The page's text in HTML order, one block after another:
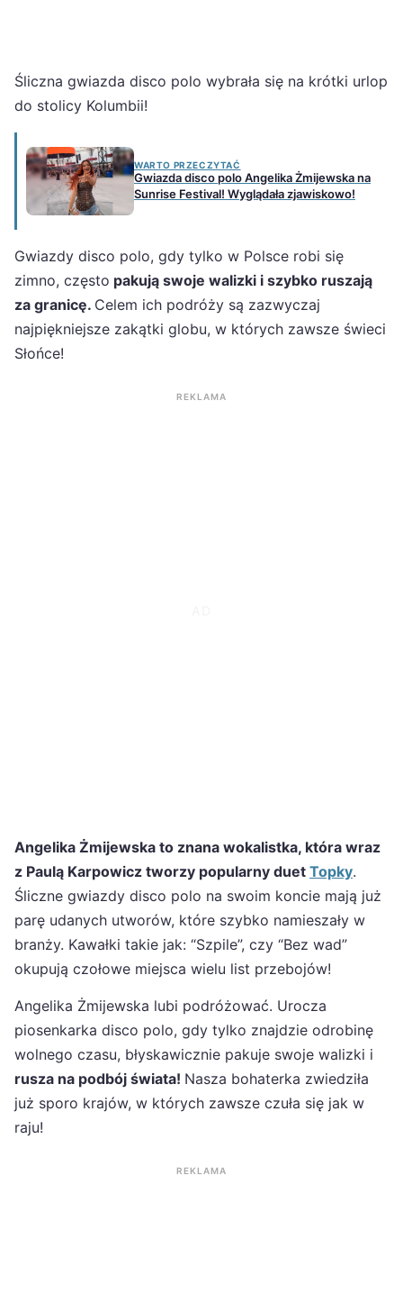
Śliczna gwiazda disco polo wybrała się na krótki urlop
do stolicy Kolumbii!
WARTO PRZECZYTAĆ
Gwiazda disco polo Angelika Żmijewska na
Sunrise Festival! Wyglądała zjawiskowo!
Gwiazdy disco polo, gdy tylko w Polsce robi się
zimno, często pakują swoje walizki i szybko ruszają
za granicę. Celem ich podróży są zazwyczaj
najpiękniejsze zakątki globu, w których zawsze świeci
Słońce!
REKLAMA
Angelika Żmijewska to znana wokalistka, która wraz
z Paulą Karpowicz tworzy popularny duet Topky.
Śliczne gwiazdy disco polo na swoim koncie mają już
parę udanych utworów, które szybko namieszały w
branży. Kawałki takie jak: “Szpile”, czy “Bez wad”
okupują czołowe miejsca wielu list przebojów!
Angelika Żmijewska lubi podróżować. Urocza
piosenkarka disco polo, gdy tylko znajdzie odrobinę
wolnego czasu, błyskawicznie pakuje swoje walizki i
rusza na podbój świata! Nasza bohaterka zwiedziła
już sporo krajów, w których zawsze czuła się jak w
raju!
REKLAMA